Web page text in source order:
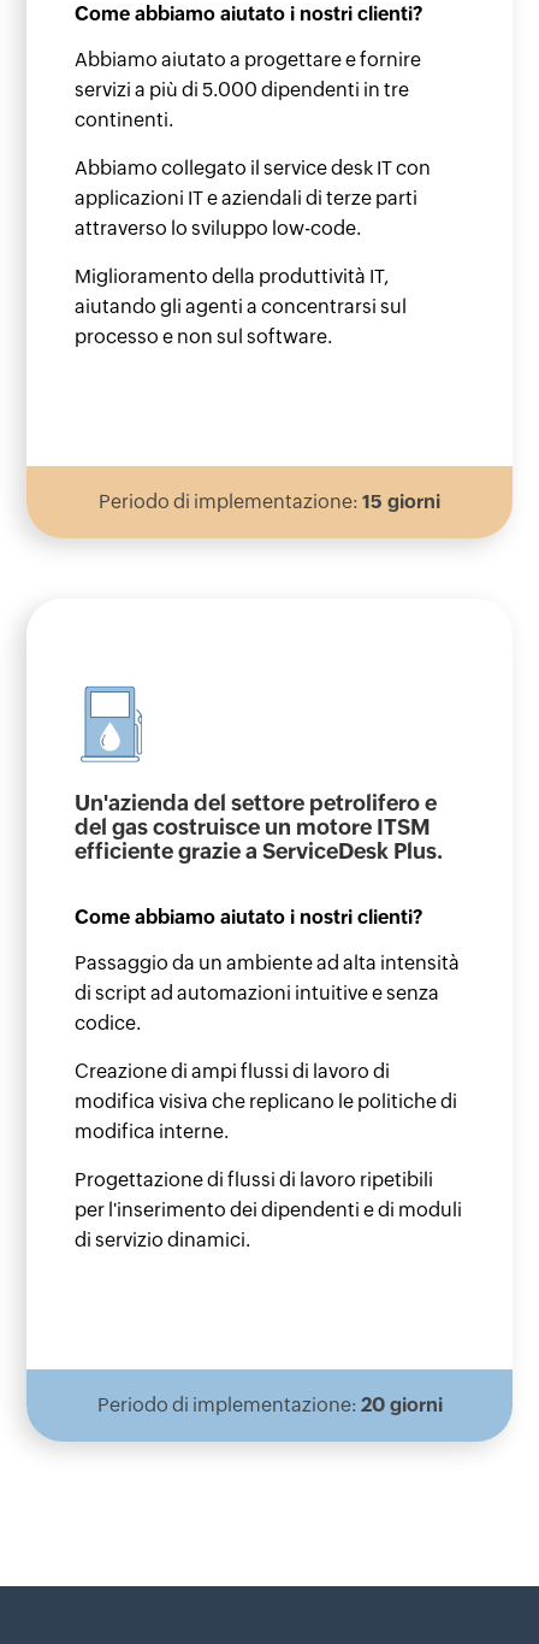
Come abbiamo aiutato i nostri clienti?
Abbiamo aiutato a progettare e fornire
servizi a più di 5.000 dipendenti in tre
continenti.
Abbiamo collegato il service desk IT con
applicazioni IT e aziendali di terze parti
attraverso lo sviluppo low-code.
Miglioramento della produttività IT,
aiutando gli agenti a concentrarsi sul
processo e non sul software.
Periodo di implementazione: 15 giorni
Un'azienda del settore petrolifero e
del gas costruisce un motore ITSM
efficiente grazie a ServiceDesk Plus.
Come abbiamo aiutato i nostri clienti?
Passaggio da un ambiente ad alta intensità
di script ad automazioni intuitive e senza
codice.
Creazione di ampi flussi di lavoro di
modifica visiva che replicano le politiche di
modifica interne.
Progettazione di flussi di lavoro ripetibili
per l'inserimento dei dipendenti e di moduli
di servizio dinamici.
Periodo di implementazione: 20 giorni